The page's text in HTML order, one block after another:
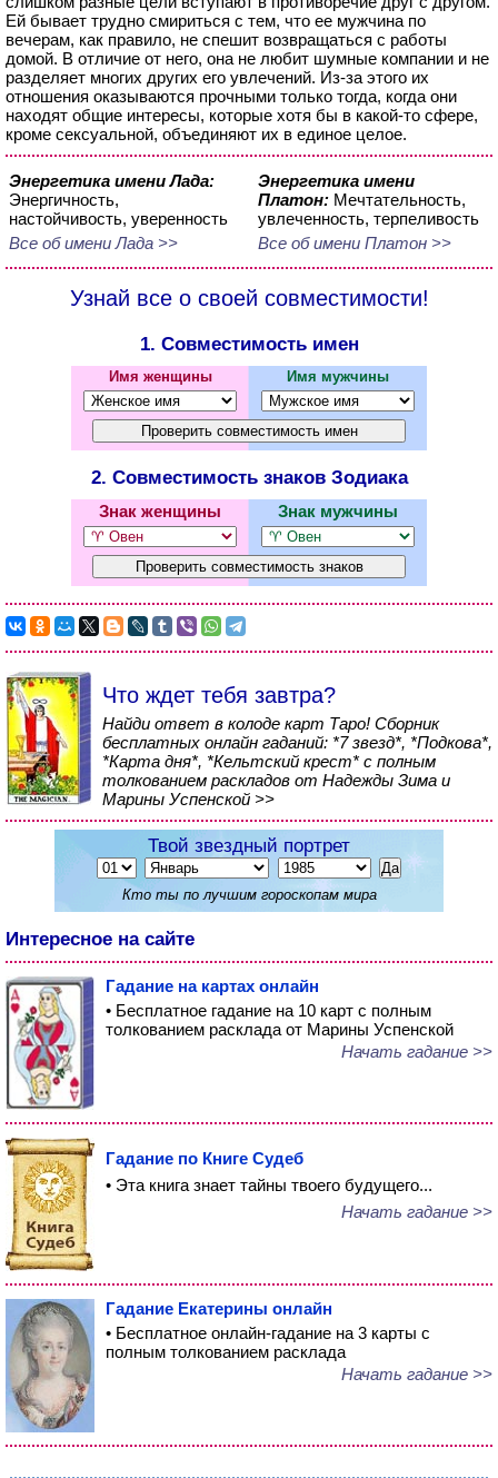
Ей бывает трудно смириться с тем, что ее мужчина по
вечерам, как правило, не спешит возвращаться с работы
домой. В отличие от него, она не любит шумные компании и не
разделяет многих других его увлечений. Из-за этого их
отношения оказываются прочными только тогда, когда они
находят общие интересы, которые хотя бы в какой-то сфере,
кроме сексуальной, объединяют их в единое целое.
Энергетика имени Лада:
Энергичность,
настойчивость, уверенность
Все об имени Лада >>
Энергетика имени
Платон: Мечтательность,
увлеченность, терпеливость
Все об имени Платон >>
Узнай все о своей совместимости!
1. Совместимость имен
Имя женщины Имя мужчины
2. Совместимость знаков Зодиака
Знак женщины Знак мужчины
Что ждет тебя завтра?
Найди ответ в колоде карт Таро! Сборник
бесплатных онлайн гаданий: *7 звезд*, *Подкова*,
*Карта дня*, *Кельтский крест* с полным
толкованием раскладов от Надежды Зима и
Марины Успенской >>
Твой звездный портрет
Кто ты по лучшим гороскопам мира
Интересное на сайте
Гадание на картах онлайн
• Бесплатное гадание на 10 карт с полным
толкованием расклада от Марины Успенской
Начать гадание >>
Гадание по Книге Судеб
• Эта книга знает тайны твоего будущего...
Начать гадание >>
Гадание Екатерины онлайн
• Бесплатное онлайн-гадание на 3 карты с
полным толкованием расклада
Начать гадание >>